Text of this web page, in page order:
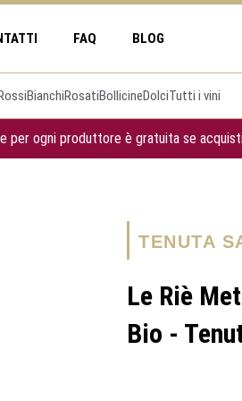
FAQ BLOG
BianchiRosatiBollicineDolciTutti i vini
per ogni produttore è gratuita se
TENUTA
Le Riè
Bio -